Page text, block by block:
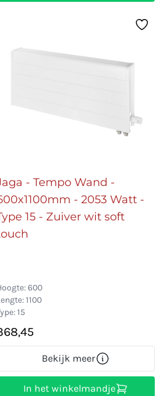
- Tempo Wand -
- 2053 Watt -
15 - Zuiver wit soft
600
1100
15
Bekijk meer
In het winkelmandje